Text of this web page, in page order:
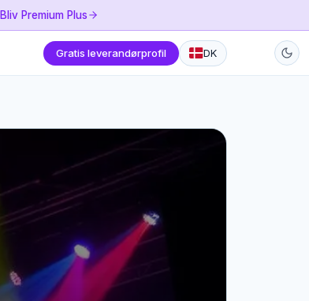
Bliv Premium Plus
Gratis leverandørprofil DK